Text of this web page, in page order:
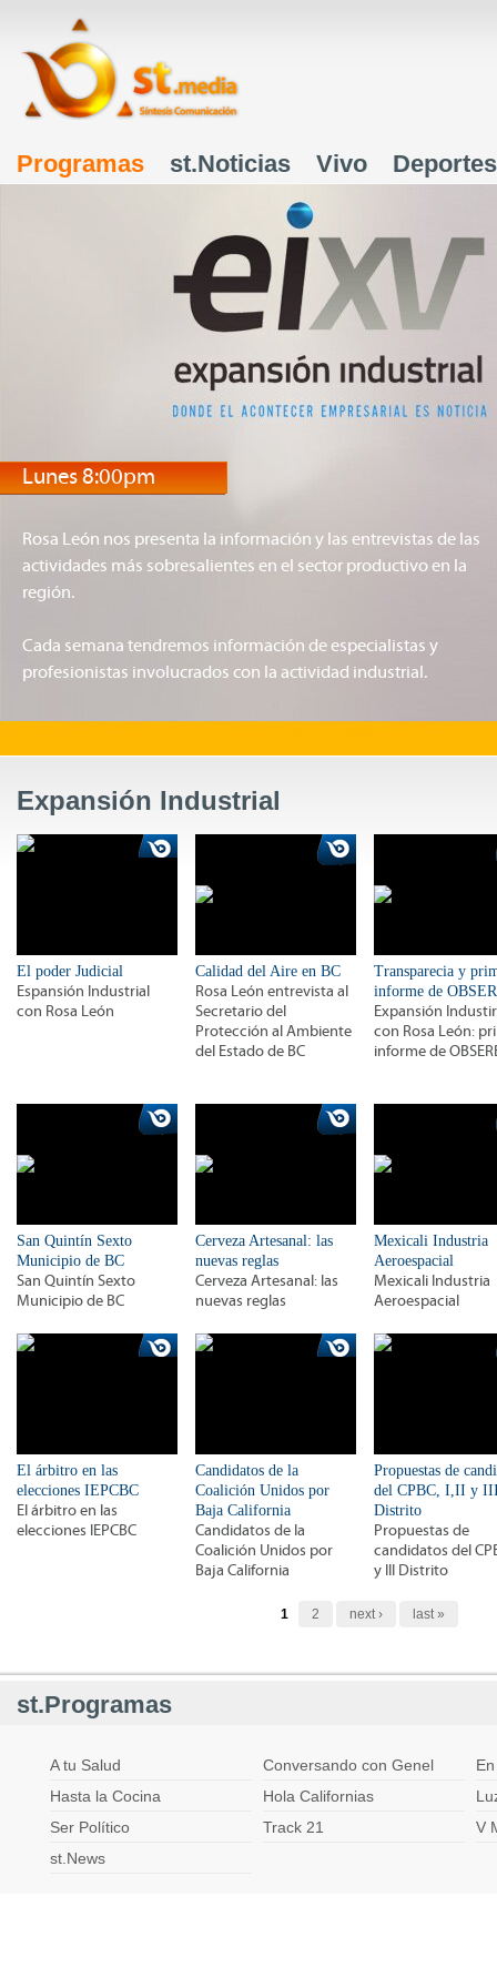
Menú principal
Programas st.Noticias Vivo Deportes
Lunes 8:00pm
Rosa León nos presenta la información y las entrevistas de las
actividades más sobresalientes en el sector productivo en la
región.
Cada semana tendremos información de especialistas y
profesionistas involucrados con la actividad industrial.
Expansión Industrial
El poder Judicial
Espansión Industrial
con Rosa León
Calidad del Aire en BC
Rosa León entrevista al
Secretario del
Protección al Ambiente
del Estado de BC
Transparecia y
informe de
Expansión
con Rosa León:
informe de
San Quintín Sexto
Municipio de BC
San Quintín Sexto
Municipio de BC
Cerveza Artesanal: las
nuevas reglas
Cerveza Artesanal: las
nuevas reglas
Mexicali Industria
Aeroespacial
Mexicali Industria
Aeroespacial
El árbitro en las
elecciones IEPCBC
El árbitro en las
elecciones IEPCBC
Candidatos de la
Coalición Unidos por
Baja California
Candidatos de la
Coalición Unidos por
Baja California
Propuestas de
del CPBC, I,II y
Distrito
Propuestas de
candidatos del
y III Distrito
1 2 next › last »
st.Programas
A tu Salud Conversando con Genel
Hasta la Cocina
Hola Californias
Ser Político
Track 21
V
st.News